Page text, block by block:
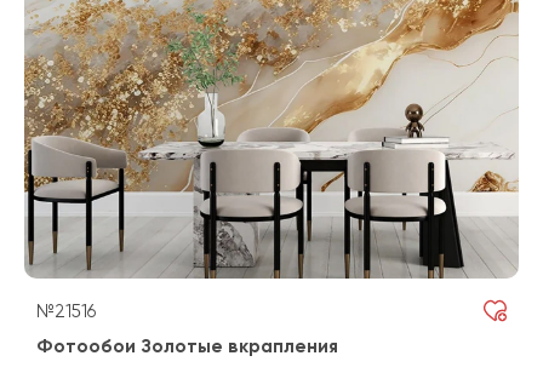
№21516
Фотообои Золотые вкрапления